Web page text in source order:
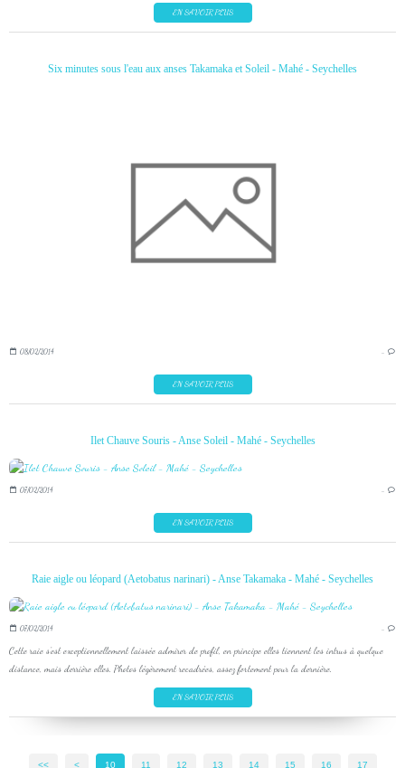
EN SAVOIR PLUS
Six minutes sous l'eau aux anses Takamaka et Soleil - Mahé - Seychelles
08/02/2014 …
EN SAVOIR PLUS
Ilet Chauve Souris - Anse Soleil - Mahé - Seychelles
07/02/2014 …
EN SAVOIR PLUS
Raie aigle ou léopard (Aetobatus narinari) - Anse Takamaka - Mahé - Seychelles
07/02/2014 …
Cette raie s'est exceptionnellement laissée admirer de profil, en principe elles tiennent les intrus à quelque
distance, mais derrière elles. Photos légèrement recadrées, assez fortement pour la dernière.
EN SAVOIR PLUS
<< < 10 11 12 13 14 15 16 17